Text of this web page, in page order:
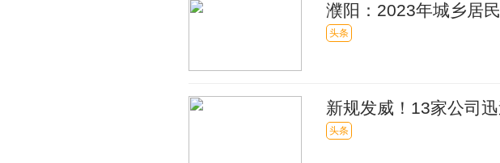
濮阳：2023年城乡居
头条
新规发威！13家公司
头条